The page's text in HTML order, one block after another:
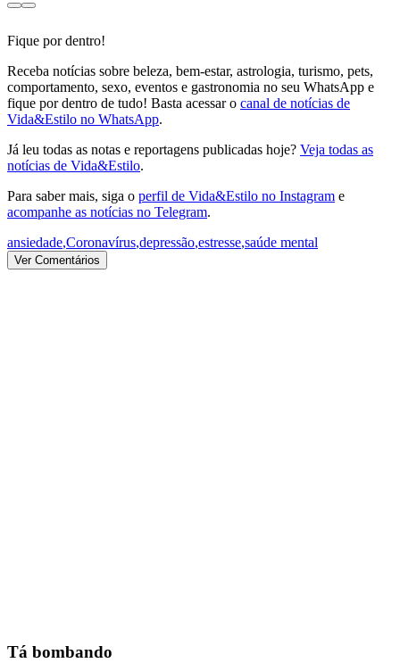
Fique por dentro!
Receba notícias sobre beleza, bem-estar, astrologia, turismo, pets,
comportamento, sexo, eventos e gastronomia no seu WhatsApp e
fique por dentro de tudo! Basta acessar o canal de notícias de
Vida&Estilo no WhatsApp.
Já leu todas as notas e reportagens publicadas hoje? Veja todas as
notícias de Vida&Estilo.
Para saber mais, siga o perfil de Vida&Estilo no Instagram e
acompanhe as notícias no Telegram.
ansiedade,Coronavírus,depressão,estresse,saúde mental
Ver Comentários
Tá bombando